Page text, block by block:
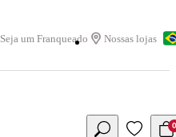
Seja um Franqueado Nossas lojas
0